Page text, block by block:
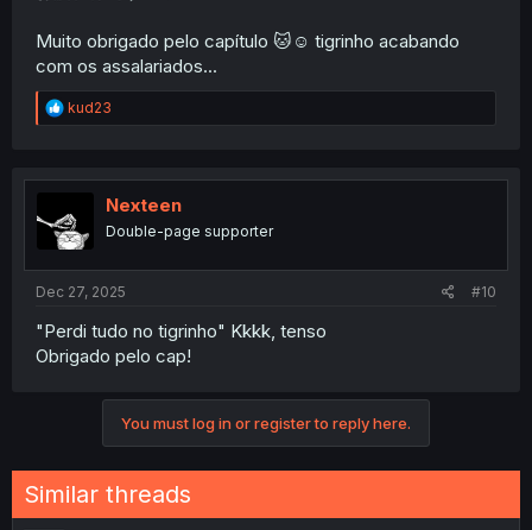
Muito obrigado pelo capítulo 🐱☺️ tigrinho acabando
com os assalariados...
R
e
t
o
n
kud23
Nexteen
Double-page supporter
Dec 27, 2025 #10
"Perdi tudo no tigrinho" Kkkk, tenso
Obrigado pelo cap!
You must log in or register to reply here.
Similar threads